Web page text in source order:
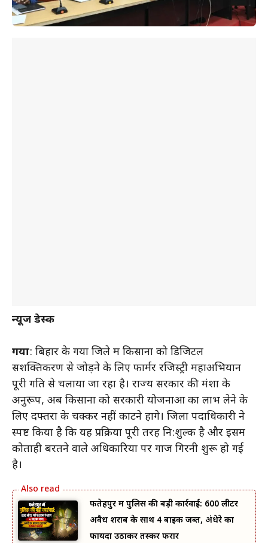
न्यूज डेस्क
गया: बिहार के गया जिले में किसानों को डिजिटल
सशक्तिकरण से जोड़ने के लिए फार्मर रजिस्ट्री महाअभियान
पूरी गति से चलाया जा रहा है। राज्य सरकार की मंशा के
अनुरूप, अब किसानों को सरकारी योजनाओं का लाभ लेने के
लिए दफ्तरों के चक्कर नहीं काटने होंगे। जिला पदाधिकारी ने
स्पष्ट किया है कि यह प्रक्रिया पूरी तरह नि:शुल्क है और इसमें
कोताही बरतने वाले अधिकारियों पर गाज गिरनी शुरू हो गई
है।
फतेहपुर में पुलिस की बड़ी कार्रवाई: 600 लीटर
अवैध शराब के साथ 4 बाइक जब्त, अंधेरे का
फायदा उठाकर तस्कर फरार